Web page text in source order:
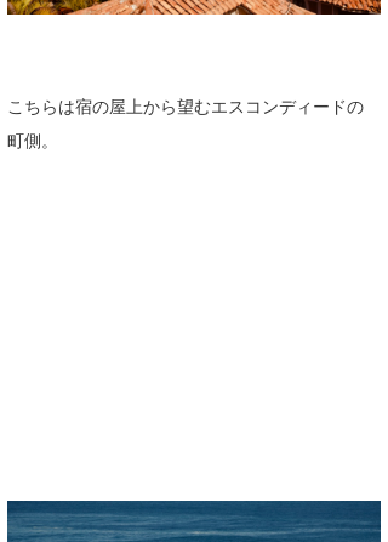
こちらは宿の屋上から望むエスコンディードの
町側。